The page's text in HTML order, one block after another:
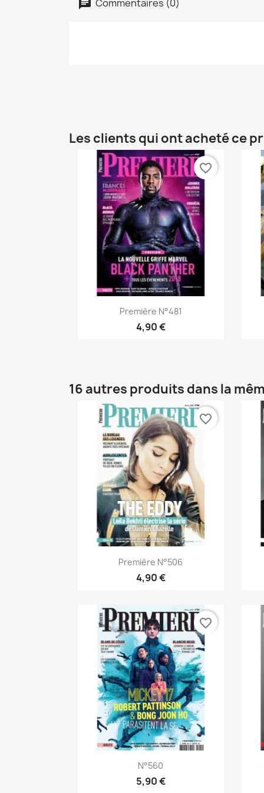
Commentaires (0)
Les clients qui ont acheté ce
Aperçu rapide
Première N°481
4,90 €
favorite_border
16 autres produits dans la
Aperçu rapide
Première N°506
4,90 €
favorite_border
Aperçu rapide
N°560
5,90 €
favorite_border